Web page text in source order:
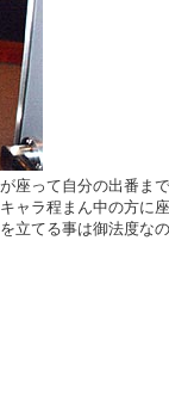
座って自分の出番ま
ャラ程まん中の方に
立てる事は御法度な